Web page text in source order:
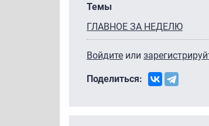
Темы
ГЛАВНОЕ ЗА НЕДЕЛЮ
Войдите или
Поделиться: